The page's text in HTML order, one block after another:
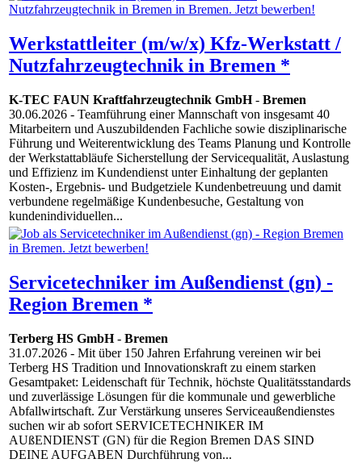
Werkstattleiter (m/w/x) Kfz-Werkstatt /
Nutzfahrzeugtechnik in Bremen *
K-TEC FAUN Kraftfahrzeugtechnik GmbH- Bremen
30.06.2026 - Teamführung einer Mannschaft von insgesamt 40
Mitarbeitern und Auszubildenden Fachliche sowie disziplinarische
Führung und Weiterentwicklung des Teams Planung und Kontrolle
der Werkstattabläufe Sicherstellung der Servicequalität, Auslastung
und Effizienz im Kundendienst unter Einhaltung der geplanten
Kosten-, Ergebnis- und Budgetziele Kundenbetreuung und damit
verbundene regelmäßige Kundenbesuche, Gestaltung von
kundenindividuellen...
Servicetechniker im Außendienst (gn) -
Region Bremen *
Terberg HS GmbH- Bremen
31.07.2026 - Mit über 150 Jahren Erfahrung vereinen wir bei
Terberg HS Tradition und Innovationskraft zu einem starken
Gesamtpaket: Leidenschaft für Technik, höchste Qualitätsstandards
und zuverlässige Lösungen für die kommunale und gewerbliche
Abfallwirtschaft. Zur Verstärkung unseres Serviceaußendienstes
suchen wir ab sofort SERVICETECHNIKER IM
AUßENDIENST (GN) für die Region Bremen DAS SIND
DEINE AUFGABEN Durchführung von...